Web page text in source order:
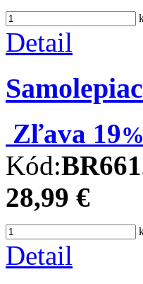
Detail
Zľava 19%
Kód:
28,99 €
Detail